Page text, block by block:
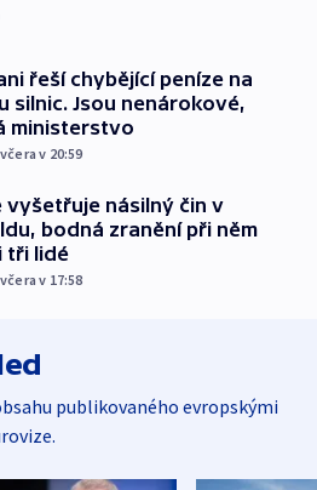
řeší chybějící peníze na
silnic. Jsou nenárokové,
ministerstvo
včera v 20:59
vyšetřuje násilný čin v
bodná zranění při něm
tři lidé
včera v 17:58
publikovaného evropskými